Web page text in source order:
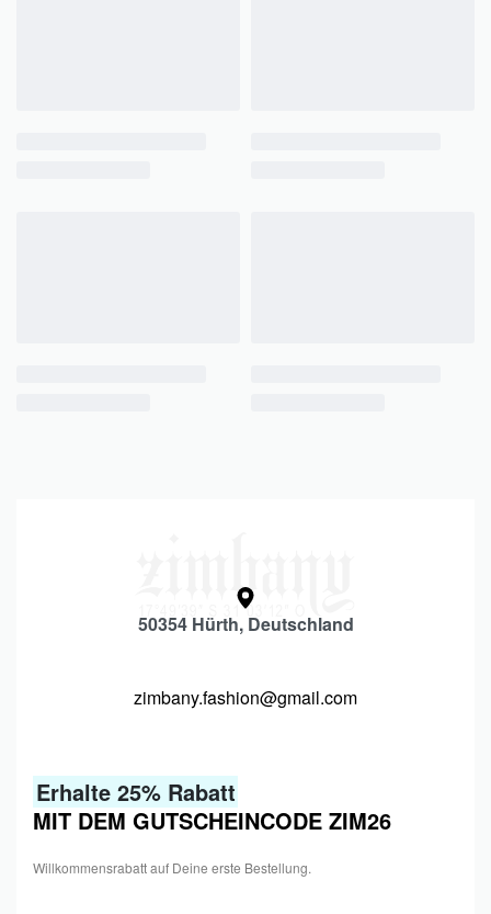
50354 Hürth, Deutschland
zimbany.fashion@gmail.com
Erhalte 25% Rabatt
MIT DEM GUTSCHEINCODE ZIM26
Willkommensrabatt auf Deine erste Bestellung.